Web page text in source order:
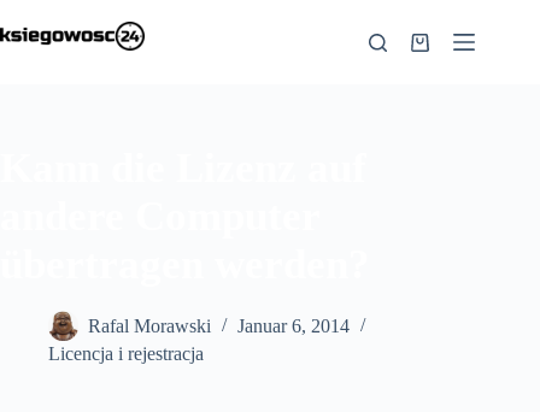
Inhalt
springen
Warenkorb
Rafal Morawski
Januar 6, 2014
Licencja i rejestracja